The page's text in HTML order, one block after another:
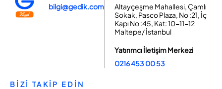
bilgi@gedik.com
Altayçeşme Mahallesi, Çamlı
Sokak, Pasco Plaza, No :21, İç
Kapı No :45, Kat: 10-11-12
Maltepe/ İstanbul
Yatırımcı İletişim Merkezi
0216 453 00 53
BİZİ TAKİP EDİN